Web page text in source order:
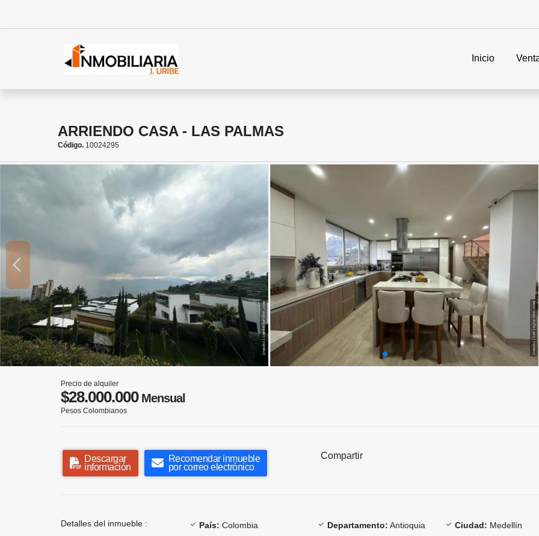
Inicio
ARRIENDO CASA - LAS PALMAS
Código. 10024295
Precio de alquiler
$28.000.000Mensual
Pesos Colombianos
Descargar
información
Recomendar inmueble
por correo electrónico
Compartir
Detalles del inmueble : País: Colombia Departamento: Antioquia Ciudad: Medellín